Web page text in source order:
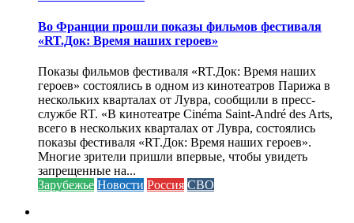
Во Франции прошли показы фильмов фестиваля
«RT.Док: Время наших героев»
Показы фильмов фестиваля «RT.Док: Время наших
героев» состоялись в одном из кинотеатров Парижа в
нескольких кварталах от Лувра, сообщили в пресс-
службе RT. «В кинотеатре Cinéma Saint-André des Arts,
всего в нескольких кварталах от Лувра, состоялись
показы фестиваля «RT.Док: Время наших героев».
Многие зрители пришли впервые, чтобы увидеть
запрещенные на...
Зарубежье Новости Россия СВО